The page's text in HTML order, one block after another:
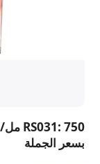
بسعر الجملة